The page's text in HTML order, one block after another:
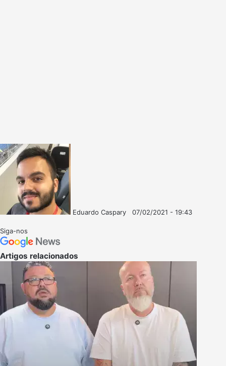
Eduardo Caspary
07/02/2021 - 19:43
Siga-nos
Artigos relacionados